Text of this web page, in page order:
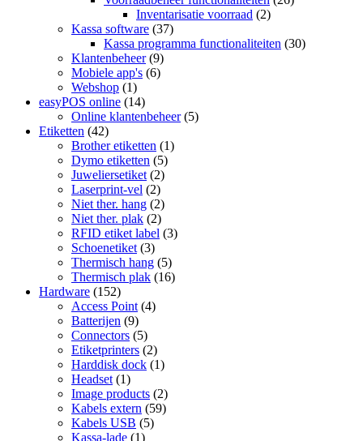
Inventarisatie voorraad (2)
Kassa software (37)
Kassa programma functionaliteiten (30)
Klantenbeheer (9)
Mobiele app's (6)
Webshop (1)
easyPOS online (14)
Online klantenbeheer (5)
Etiketten (42)
Brother etiketten (1)
Dymo etiketten (5)
Juweliersetiket (2)
Laserprint-vel (2)
Niet ther. hang (2)
Niet ther. plak (2)
RFID etiket label (3)
Schoenetiket (3)
Thermisch hang (5)
Thermisch plak (16)
Hardware (152)
Access Point (4)
Batterijen (9)
Connectors (5)
Etiketprinters (2)
Harddisk dock (1)
Headset (1)
Image products (2)
Kabels extern (59)
Kabels USB (5)
Kassa-lade (1)